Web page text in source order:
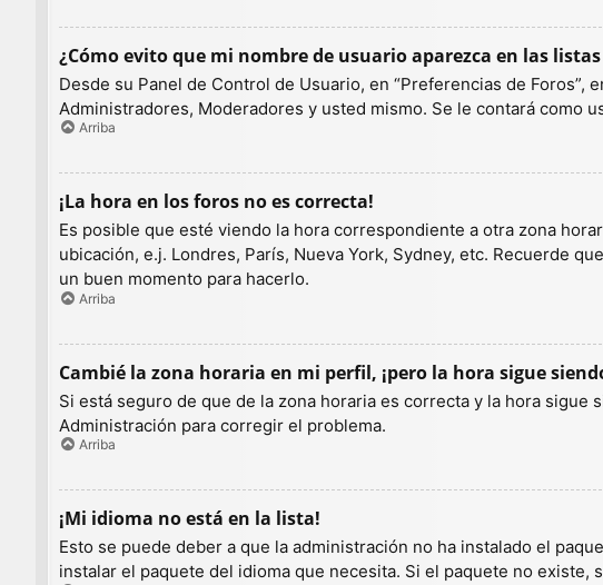
¿Cómo evito que mi nombre de usuario aparezca en las
Desde su Panel de Control de Usuario, en “Preferencias de Foros”,
Administradores, Moderadores y usted mismo. Se le contará como
Arriba
¡La hora en los foros no es correcta!
Es posible que esté viendo la hora correspondiente a otra zona
ubicación, e.j. Londres, París, Nueva York, Sydney, etc. Recuerde
un buen momento para hacerlo.
Arriba
Cambié la zona horaria en mi perfil, ¡pero la hora sigue
Si está seguro de que de la zona horaria es correcta y la hora
Administración para corregir el problema.
Arriba
¡Mi idioma no está en la lista!
Esto se puede deber a que la administración no ha instalado el
instalar el paquete del idioma que necesita. Si el paquete no